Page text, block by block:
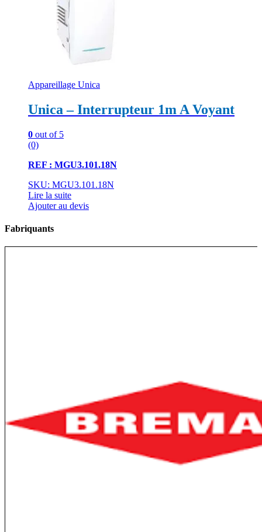
Appareillage Unica
Unica – Interrupteur 1m A Voyant
0 out of 5
(0)
REF : MGU3.101.18N
SKU: MGU3.101.18N
Lire la suite
Ajouter au devis
Fabriquants